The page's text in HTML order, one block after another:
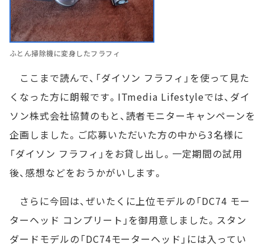
ふとん掃除機に変身したフラフィ
ここまで読んで、「ダイソン フラフィ」を使って見た
くなった方に朗報です。ITmedia Lifestyleでは、ダイ
ソン株式会社協賛のもと、読者モニターキャンペーンを
企画しました。ご応募いただいた方の中から3名様に
「ダイソン フラフィ」をお貸し出し。一定期間の試用
後、感想などをおうかがいします。
さらに今回は、ぜいたくに上位モデルの「DC74 モー
ターヘッド コンプリート」を御用意しました。スタン
ダードモデルの「DC74モーターヘッド」には入ってい